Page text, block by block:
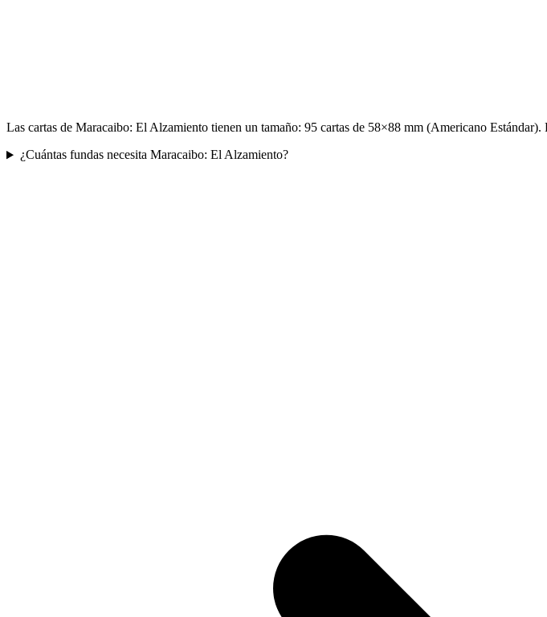
Las cartas de Maracaibo: El Alzamiento tienen un tamaño: 95 cartas de 58×88 mm (Americano Estándar).
¿Cuántas fundas necesita Maracaibo: El Alzamiento?